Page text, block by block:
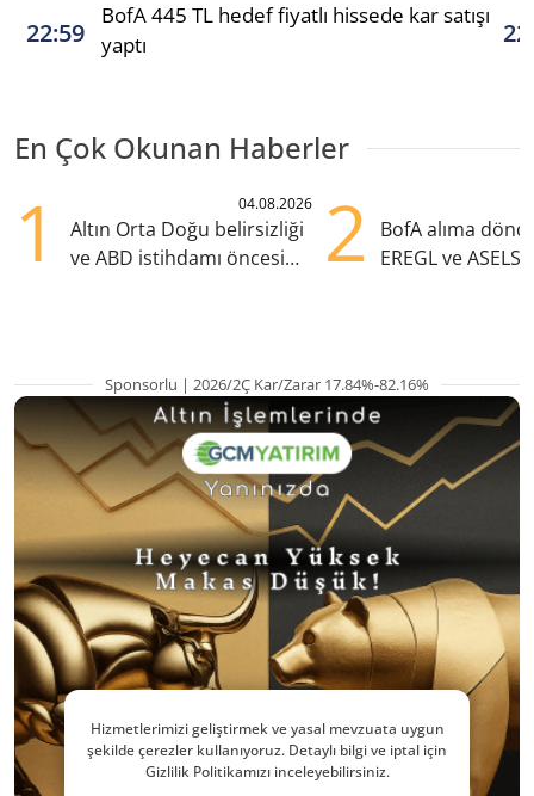
22:59
BofA 445 TL hedef fiyatlı hissede kar satışı
yaptı
En Çok Okunan Haberler
1 04.08.2026
Altın Orta Doğu belirsizliği
ve ABD istihdamı öncesi
2
BofA alıma
EREGL ve ASELS
Sponsorlu | 2026/2Ç Kar/Zarar 17.84%-82.16%
Hizmetlerimizi geliştirmek ve yasal mevzuata uygun
şekilde çerezler kullanıyoruz. Detaylı bilgi ve iptal için
Gizlilik Politikamızı inceleyebilirsiniz.